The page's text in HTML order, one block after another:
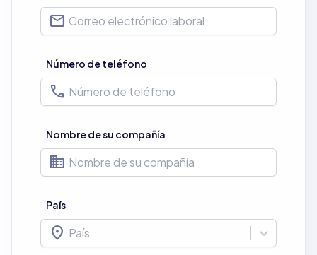
mail
Número de teléfono
phone
Nombre de su compañía
business
País
location_on País